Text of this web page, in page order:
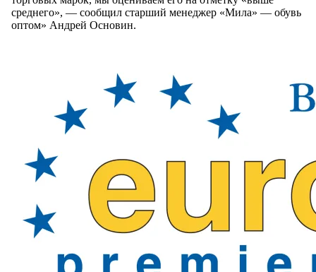
среднего», — сообщил старший менеджер «Мила» — обувь
оптом» Андрей Основин.